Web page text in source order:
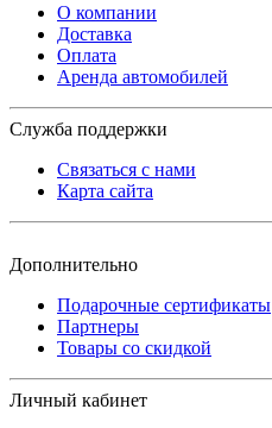
О компании
Доставка
Оплата
Аренда автомобилей
Служба поддержки
Связаться с нами
Карта сайта
Дополнительно
Подарочные сертификаты
Партнеры
Товары со скидкой
Личный кабинет